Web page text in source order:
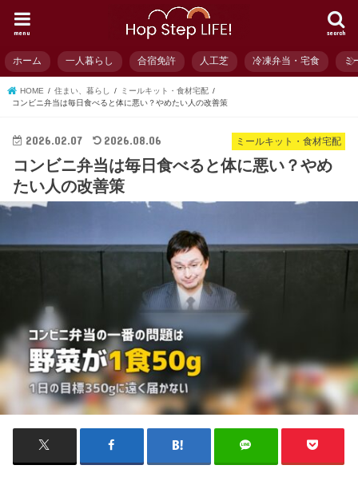
search
menu
ホーム 一人暮らし 合宿免許 人工芝 冷凍弁当・宅食 ミ
HOME 住まい、暮らし
ミールキット・食材宅配
コンビニ弁当は毎日食べると体に悪い？やめたい人の改善策
ミールキット・食材宅配
2026.02.07 2026.08.06
コンビニ弁当は毎日食べると体に悪い？やめ
たい人の改善策